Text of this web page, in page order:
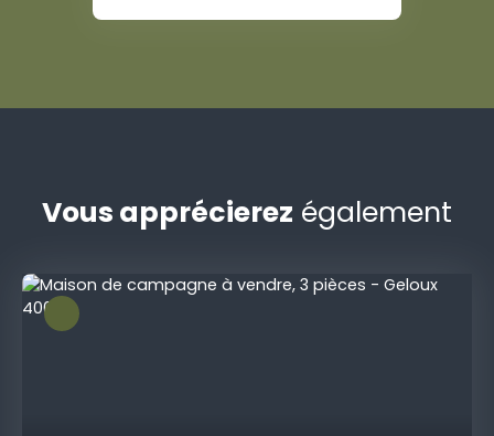
Vous apprécierez également